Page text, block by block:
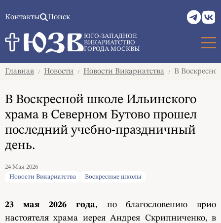
Контакты Поиск
ЮГО-ЗАПАДНОЕ
ВИКАРИАТСТВО
ГОРОДА МОСКВЫ
Главная / Новости / Новости Викариатства / В
В Воскресной школе Ильинского
храма в Северном Бутово прошел
последний учебно-праздничный
день.
24 Мая 2026
Новости Викариатства
Воскресные школы
23 мая 2026 года, по благословению врио
настоятеля храма иерея Андрея Скрипниченко, в